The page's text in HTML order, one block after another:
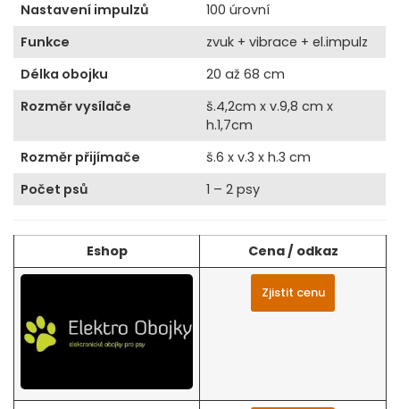
Nastavení impulzů
100 úrovní
Funkce
zvuk + vibrace + el.impulz
Délka obojku
20 až 68 cm
Rozměr vysílače
š.4,2cm x v.9,8 cm x
h.1,7cm
Rozměr přijímače
š.6 x v.3 x h.3 cm
Počet psů
1 – 2 psy
Eshop Cena / odkaz
Zjistit cenu